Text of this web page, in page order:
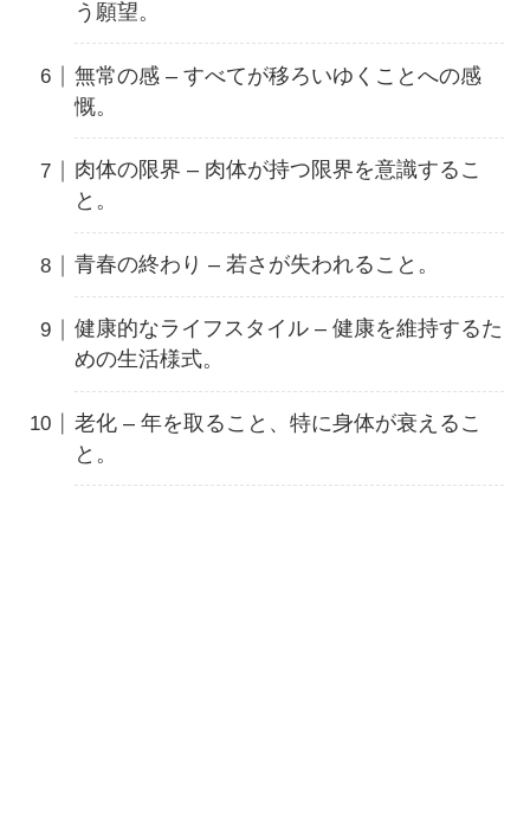
う願望。
無常の感 – すべてが移ろいゆくことへの感
慨。
肉体の限界 – 肉体が持つ限界を意識するこ
と。
青春の終わり – 若さが失われること。
健康的なライフスタイル – 健康を維持するた
めの生活様式。
老化 – 年を取ること、特に身体が衰えるこ
と。